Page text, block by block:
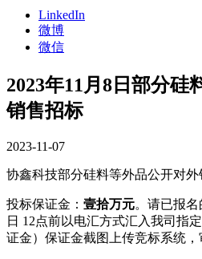
LinkedIn
微博
微信
2023年11月8日部分硅
销售招标
2023-11-07
协鑫科技部分硅料等外品公开对外
投标保证金： 壹拾万元。请已报
日 12点前以电汇方式汇入我司指
证金）保证金截图上传竞标系统，